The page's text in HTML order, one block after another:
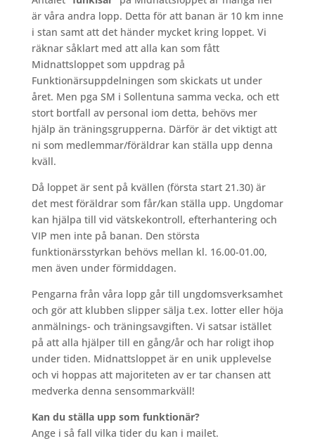
är våra andra lopp. Detta för att banan är 10 km inne
i stan samt att det händer mycket kring loppet. Vi
räknar såklart med att alla kan som fått
Midnattsloppet som uppdrag på
Funktionärsuppdelningen som skickats ut under
året. Men pga SM i Sollentuna samma vecka, och ett
stort bortfall av personal iom detta, behövs mer
hjälp än träningsgrupperna. Därför är det viktigt att
ni som medlemmar/föräldrar kan ställa upp denna
kväll.
Då loppet är sent på kvällen (första start 21.30) är
det mest föräldrar som får/kan ställa upp. Ungdomar
kan hjälpa till vid vätskekontroll, efterhantering och
VIP men inte på banan. Den största
funktionärsstyrkan behövs mellan kl. 16.00-01.00,
men även under förmiddagen.
Pengarna från våra lopp går till ungdomsverksamhet
och gör att klubben slipper sälja t.ex. lotter eller höja
anmälnings- och träningsavgiften. Vi satsar istället
på att alla hjälper till en gång/år och har roligt ihop
under tiden. Midnattsloppet är en unik upplevelse
och vi hoppas att majoriteten av er tar chansen att
medverka denna sensommarkväll!
Kan du ställa upp som funktionär?
Ange i så fall vilka tider du kan i mailet.